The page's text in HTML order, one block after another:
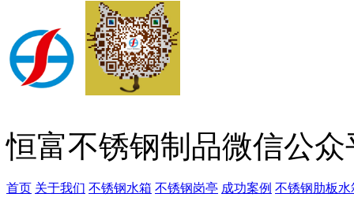
恒富不锈钢制品微信公众
首页 关于我们 不锈钢水箱 不锈钢岗亭 成功案例 不锈钢肋板水